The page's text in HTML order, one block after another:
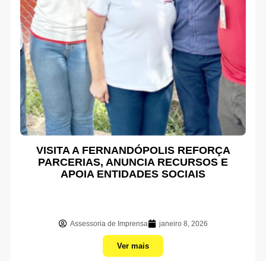
VISITA A FERNANDÓPOLIS REFORÇA
PARCERIAS, ANUNCIA RECURSOS E
APOIA ENTIDADES SOCIAIS
Assessoria de Imprensa janeiro 8, 2026
Ver mais